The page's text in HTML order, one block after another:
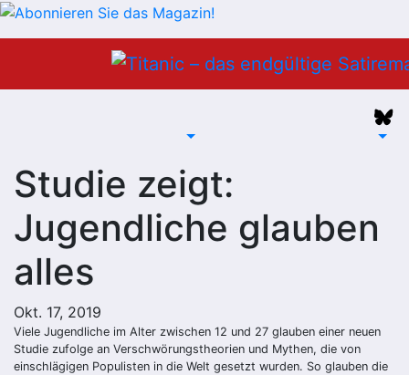
Studie zeigt:
Jugendliche glauben
alles
Okt. 17, 2019
Viele Jugendliche im Alter zwischen 12 und 27 glauben einer neuen
Studie zufolge an Verschwörungstheorien und Mythen, die von
einschlägigen Populisten in die Welt gesetzt wurden. So glauben die